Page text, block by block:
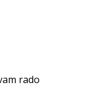
rado